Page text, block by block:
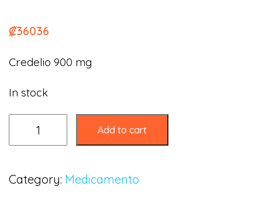
₡36036
Credelio 900 mg
In stock
Add to cart
Category: Medicamento